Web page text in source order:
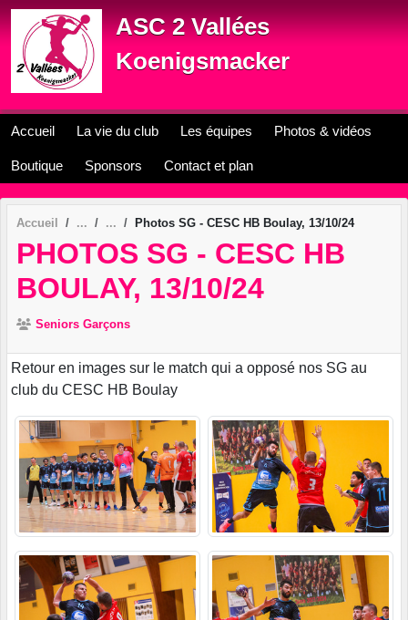
ASC 2 Vallées
Koenigsmacker
Accueil La vie du club Les équipes Photos & vidéos
Boutique Sponsors Contact et plan
Accueil Photos SG - CESC HB Boulay, 13/10/24
PHOTOS SG - CESC HB
BOULAY, 13/10/24
Seniors Garçons
Retour en images sur le match qui a opposé nos SG au
club du CESC HB Boulay
Panneau de gestion des cookies